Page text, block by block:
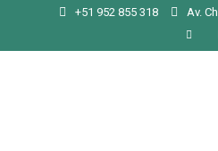
+51 952 855 318 Av.